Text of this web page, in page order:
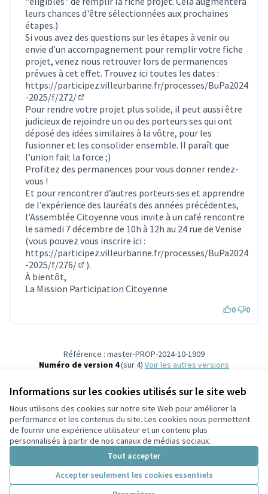
Informations sur les cookies utilisés sur le site web
Nous utilisons des cookies sur notre site Web pour améliorer la
performance et les contenus du site. Les cookies nous permettent
de fournir une expérience utilisateur et un contenu plus
personnalisés à partir de nos canaux de médias sociaux.
Tout accepter
Accepter seulement les cookies essentiels
leurs chances d'être sélectionnées aux prochaines
étapes.)
Si vous avez des questions sur les étapes à venir ou
envie d’un accompagnement pour remplir votre fiche
projet, venez nous retrouver lors de permanences
prévues à cet effet. Trouvez ici toutes les dates :
https://participez.villeurbanne.fr/processes/BuPa2024
-2025/f/272/
(S'ouvre dans un nouvel onglet)
Pour rendre votre projet plus solide, il peut aussi être
judicieux de rejoindre un ou des porteurs·ses qui ont
déposé des idées similaires à la vôtre, pour les
fusionner et les consolider ensemble. Il paraît que
l’union fait la force ;)
Profitez des permanences pour vous donner rendez-
vous !
Et pour rencontrer d’autres porteurs·ses et apprendre
de l’expérience des lauréats des années précédentes,
l’Assemblée Citoyenne vous invite à un café rencontre
le samedi 7 décembre de 10h à 12h au 24 rue de Venise
(vous pouvez vous inscrire ici :
https://participez.villeurbanne.fr/processes/BuPa2024
-2025/f/276/
(S'ouvre dans un nouvel onglet)
).
À bientôt,
La Mission Participation Citoyenne
0 0
Référence : master-PROP-2024-10-1909
Numéro de version 4(sur 4)
voir les autres versions
Conditions d'utilisation
Paramètres des cookies
Participez Villeurbanne sur X
(Lien externe)
Participez Villeurbanne sur Facebook
Participez Villeurbanne sur Instagram
Participez Villeurbanne sur YouTube
(Lien externe)
Licence
(Lien